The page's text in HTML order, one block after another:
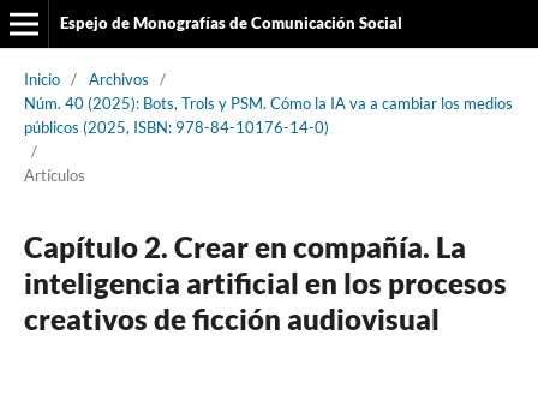
Espejo de Monografías de Comunicación Social
Inicio / Archivos
/
Núm. 40 (2025): Bots, Trols y PSM. Cómo la IA va a cambiar los medios
públicos (2025, ISBN: 978-84-10176-14-0)
/
Artículos
Capítulo 2. Crear en compañía. La
inteligencia artificial en los procesos
creativos de ficción audiovisual